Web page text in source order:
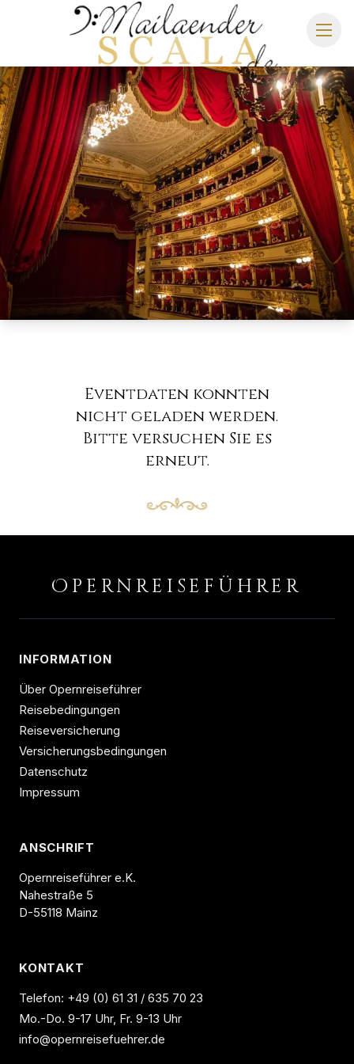
MAILÄNDER SCALA
SPIELPLAN 2026/2027
SITZPLAN HOTELS
Eventdaten konnten
nicht geladen werden.
Bitte versuchen Sie es
erneut.
O PERNREISEFÜHRER
INFORMATION
Über Opernreiseführer
Reisebedingungen
Reiseversicherung
Versicherungsbedingungen
Datenschutz
Impressum
ANSCHRIFT
Opernreiseführer e.K.
Nahestraße 5
D-55118 Mainz
KONTAKT
Telefon: +49 (0) 61 31 / 635 70 23
Mo.-Do. 9-17 Uhr, Fr. 9-13 Uhr
info@opernreisefuehrer.de